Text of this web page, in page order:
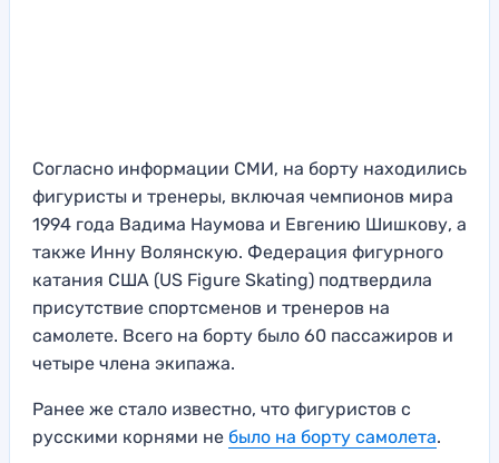
Согласно информации СМИ, на борту находились
фигуристы и тренеры, включая чемпионов мира
1994 года Вадима Наумова и Евгению Шишкову, а
также Инну Волянскую. Федерация фигурного
катания США (US Figure Skating) подтвердила
присутствие спортсменов и тренеров на
самолете. Всего на борту было 60 пассажиров и
четыре члена экипажа.
Ранее же стало известно, что фигуристов с
русскими корнями не было на борту самолета.